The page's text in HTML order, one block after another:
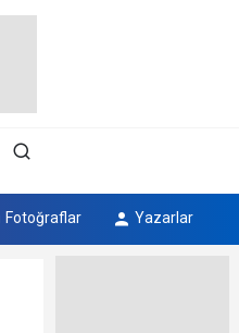
Fotoğraflar Yazarlar